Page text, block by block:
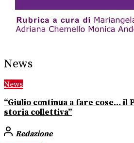
News
News
“Giulio continua a fare cose… il
storia collettiva”
Redazione